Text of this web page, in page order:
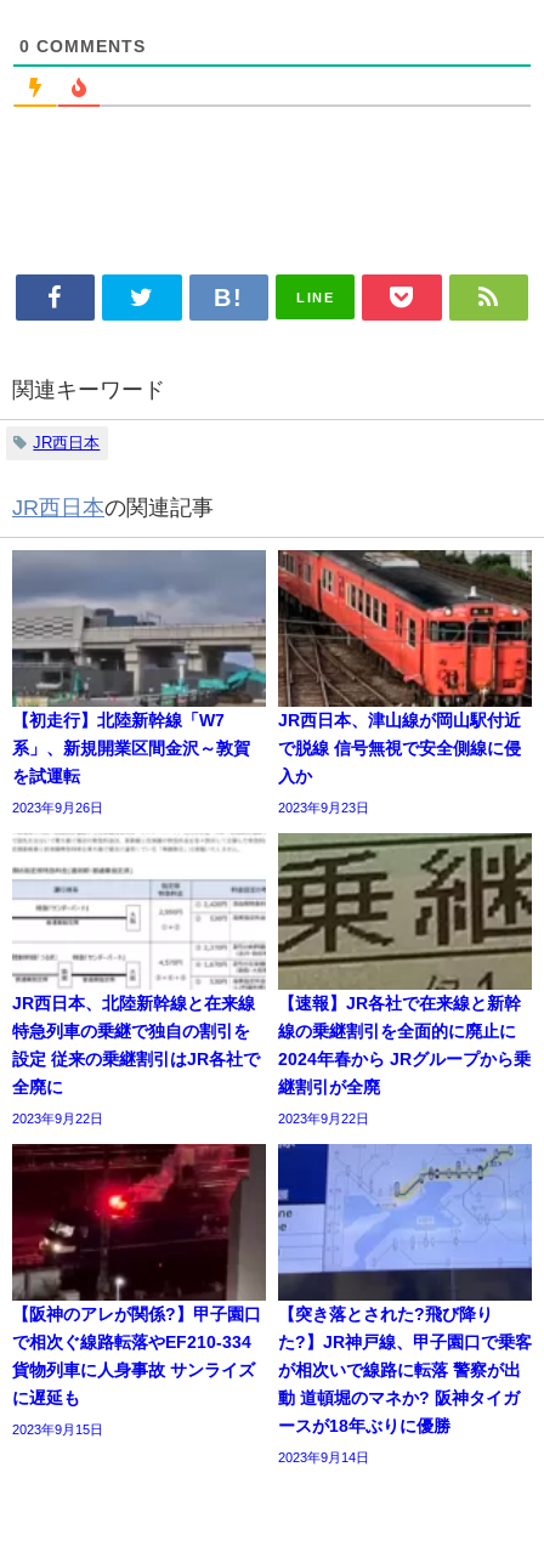
0 COMMENTS
LINE
関連キーワード
JR西日本
JR西日本の関連記事
【初走行】北陸新幹線「W7
系」、新規開業区間金沢～敦賀
を試運転
2023年9月26日
JR西日本、津山線が岡山駅付近
で脱線 信号無視で安全側線に侵
入か
2023年9月23日
JR西日本、北陸新幹線と在来線
特急列車の乗継で独自の割引を
設定 従来の乗継割引はJR各社で
全廃に
2023年9月22日
【速報】JR各社で在来線と新幹
線の乗継割引を全面的に廃止に
2024年春から JRグループから乗
継割引が全廃
2023年9月22日
【阪神のアレが関係?】甲子園口
で相次ぐ線路転落やEF210-334
貨物列車に人身事故 サンライズ
に遅延も
2023年9月15日
【突き落とされた?飛び降り
た?】JR神戸線、甲子園口で乗客
が相次いで線路に転落 警察が出
動 道頓堀のマネか? 阪神タイガ
ースが18年ぶりに優勝
2023年9月14日